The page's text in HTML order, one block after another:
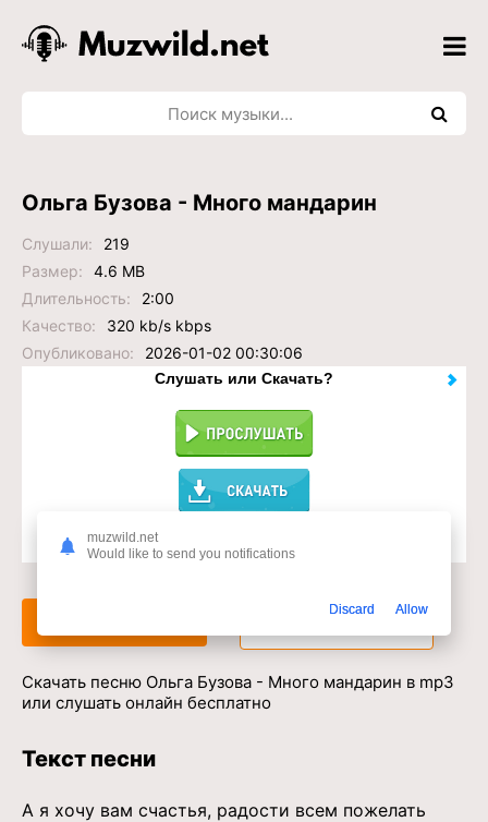
Ольга Бузова - Много мандарин
Слушали:
219
Размер:
4.6 MB
Длительность:
2:00
Качество:
320 kb/s kbps
Опубликовано:
2026-01-02 00:30:06
Слушать или Скачать?
Доступ к музыкальному сервису
Скачать песню Ольга Бузова - Много мандарин в mp3
или слушать онлайн бесплатно
Текст песни
А я хочу вам счастья, радости всем пожелать
muzwild.net
Would like to send you notifications
Discard Allow